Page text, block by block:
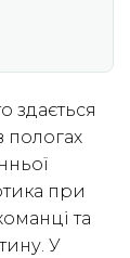
здається
пологах
при
та
У